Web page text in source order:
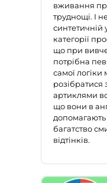
вживання
труднощі. І
синтетичній
категорії
що при
потрібна
самої
розібратися
артиклями
що вони в
допомагають
багатство
відтінків.